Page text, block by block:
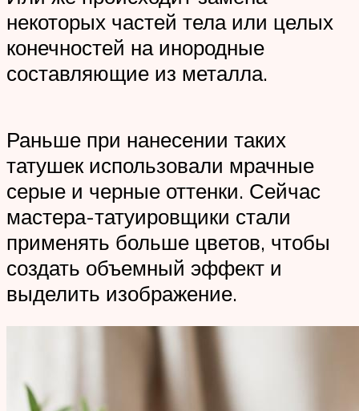
некоторых частей тела или целых
конечностей на инородные
составляющие из металла.
Раньше при нанесении таких
татушек использовали мрачные
серые и черные оттенки. Сейчас
мастера-татуировщики стали
применять больше цветов, чтобы
создать объемный эффект и
выделить изображение.